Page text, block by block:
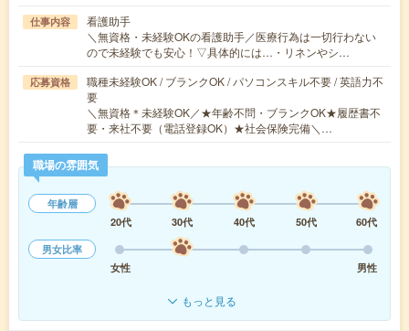
仕事内容
看護助手
＼無資格・未経験OKの看護助手／医療行為は一切行わない
ので未経験でも安心！▽具体的には…・リネンやシ…
応募資格
職種未経験OK / ブランクOK / パソコンスキル不要 / 英語力不
要
＼無資格＊未経験OK／★年齢不問・ブランクOK★履歴書不
要・来社不要（電話登録OK）★社会保険完備＼…
職場の雰囲気
年齢層
20代
30代 40代 50代
60代
男女比率
女性
男性
もっと見る